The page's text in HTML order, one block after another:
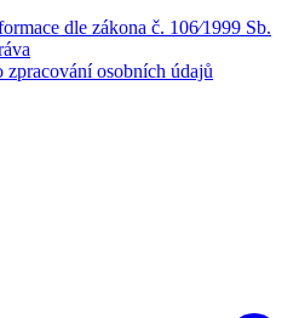
dle zákona č. 106⁄1999 Sb.
zpracování osobních údajů